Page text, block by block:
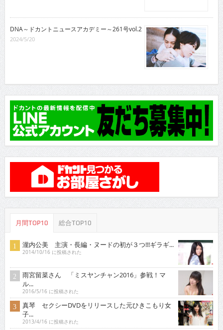
DNA～ドカントニュースアカデミー～261号vol.2
2024/5/20
月間TOP10 総合TOP10
瀧内公美 主演・長編・ヌードの初が３つ!!!ギラギ...
2014/10/16 に投稿された
雨宮留菜さん 「ミスヤンチャン2016」参戦！マ
ル...
2016/5/16 に投稿された
真琴 セクシーDVDをリリースした元ひきこもり女
子...
2013/4/16 に投稿された